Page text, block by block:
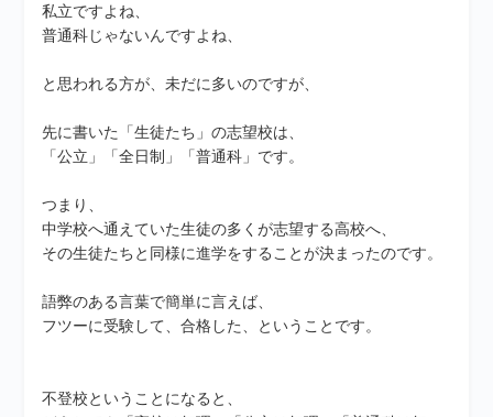
私立ですよね、
普通科じゃないんですよね、
と思われる方が、未だに多いのですが、
先に書いた「生徒たち」の志望校は、
「公立」「全日制」「普通科」です。
つまり、
中学校へ通えていた生徒の多くが志望する高校へ、
その生徒たちと同様に進学をすることが決まったのです。
語弊のある言葉で簡単に言えば、
フツーに受験して、合格した、ということです。
不登校ということになると、